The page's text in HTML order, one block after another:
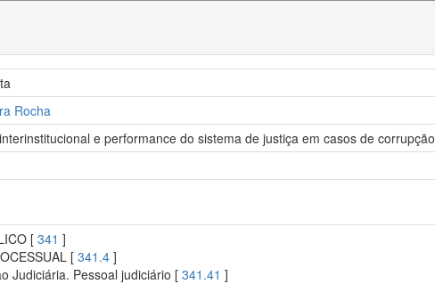
Rocha
e performance do sistema de justiça em casos de corrupção
[ 341 ]
[ 341.4 ]
Judiciária. Pessoal judiciário [ 341.41 ]